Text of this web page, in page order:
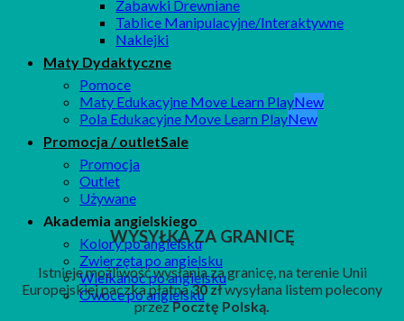
Zabawki Drewniane
Tablice Manipulacyjne/Interaktywne
Naklejki
Maty Dydaktyczne
Pomoce
Maty Edukacyjne Move Learn Play
Pola Edukacyjne Move Learn Play
Promocja / outlet
Promocja
Outlet
Używane
Akademia angielskiego
Kolory po angielsku
Zwierzęta po angielsku
Wielkanoc po angielsku
Owoce po angielsku
WYSYŁKA ZA GRANICĘ
Istnieje możliwość wysłania za granicę, na terenie Unii
Europejskiej paczka płatna30 złwysyłana listem polecony
przezPocztę Polską.